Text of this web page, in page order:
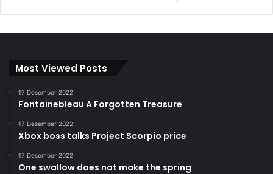
Most Viewed Posts
17 Desember 2022
Fontainebleau A Forgotten Treasure
17 Desember 2022
Xbox boss talks Project Scorpio price
17 Desember 2022
One swallow does not make the spring